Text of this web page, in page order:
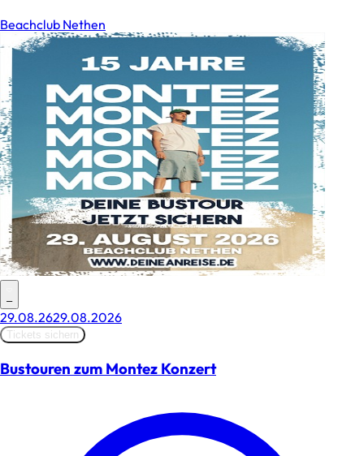
Beachclub Nethen
–
29.08.2629.08.2026
Tickets sichern
Bustouren zum Montez Konzert